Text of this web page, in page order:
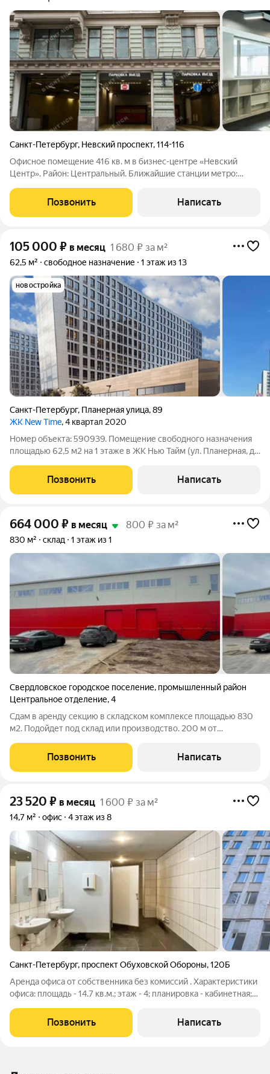
Санкт-Петербург, Невский проспект,114-116
Офисное помещение 416 кв. м в бизнес-центре «Невский
Центр». Район: Центральный. Ближайшие станции метро:
Арендопригодная площадь: 45000; - Код налоговой: 41; -
Размер типового этажа: 3000;
Позвонить Написать
105 000 ₽ в месяц 1 680 ₽ за м²
62,5 м² свободное назначение 1 этаж из 13
новостройка
Санкт-Петербург, Планерная улица,89
ЖК New Time, 4 квартал 2020
Номер объекта: 590939. Помещение свободного назначения
площадью 62,5 м2 на 1 этаже в ЖК Нью Тайм (ул. Планерная, д.
витрины, один вход с фасада (торговое) Описание ЖК «NEW
TIME». ЖК «NEW TIME»
Позвонить Написать
664 000 ₽ в месяц 800 ₽ за м²
830 м² склад 1 этаж из 1
Свердловское городское поселение, промышленный район
Центральное отделение,4
Сдам в аренду секцию в складском комплексе площадью 830
м2. Подойдет под склад или производство. 200 м от
собственника. Основные параметры: Площадь секции 730 м2
(по полу) + 100 м2 абк (офисы,
Позвонить Написать
23 520 ₽ в месяц 1 600 ₽ за м²
14,7 м² офис 4 этаж из 8
Санкт-Петербург, проспект Обуховской Обороны,120Б
Аренда офиса от собственника без комиссий . Характеристики
офиса: площадь - 14.7 кв.м.; этаж - 4; планировка - кабинетная;
Позвонить Написать